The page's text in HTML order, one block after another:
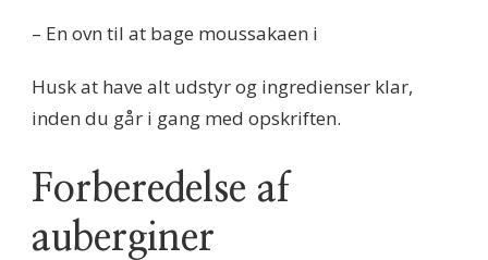
– En ovn til at bage moussakaen i
Husk at have alt udstyr og ingredienser klar,
inden du går i gang med opskriften.
Forberedelse af
auberginer